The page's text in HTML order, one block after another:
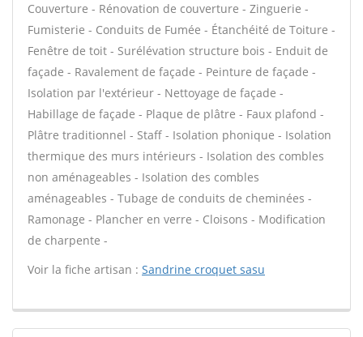
Couverture - Rénovation de couverture - Zinguerie -
Fumisterie - Conduits de Fumée - Étanchéité de Toiture -
Fenêtre de toit - Surélévation structure bois - Enduit de
façade - Ravalement de façade - Peinture de façade -
Isolation par l'extérieur - Nettoyage de façade -
Habillage de façade - Plaque de plâtre - Faux plafond -
Plâtre traditionnel - Staff - Isolation phonique - Isolation
thermique des murs intérieurs - Isolation des combles
non aménageables - Isolation des combles
aménageables - Tubage de conduits de cheminées -
Ramonage - Plancher en verre - Cloisons - Modification
de charpente -
Voir la fiche artisan : Sandrine croquet sasu